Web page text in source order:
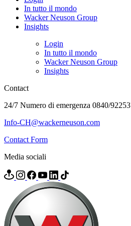
In tutto il mondo
Wacker Neuson Group
Insights
Login
In tutto il mondo
Wacker Neuson Group
Insights
Contact
24/7 Numero di emergenza 0840/
Info-CH@wackerneuson.com
Contact Form
Media sociali